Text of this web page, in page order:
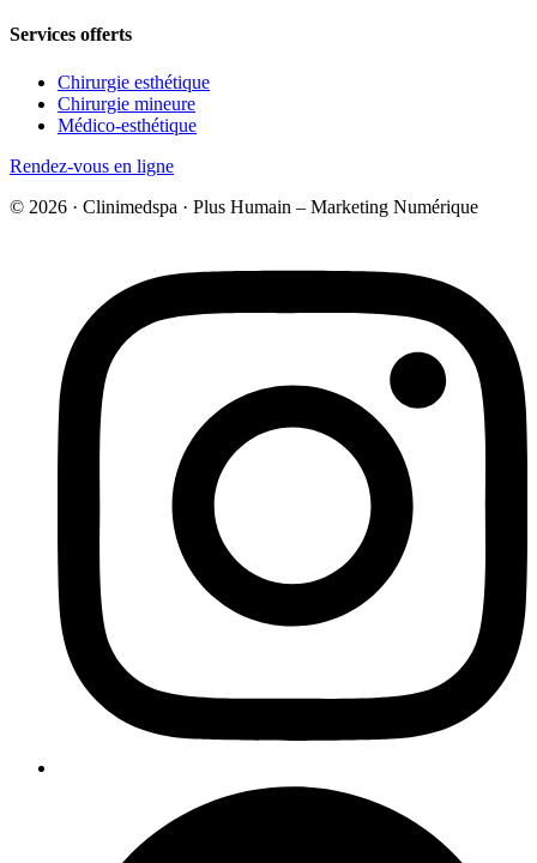
Services offerts
Chirurgie esthétique
Chirurgie mineure
Médico-esthétique
Rendez-vous en ligne
© 2026 · Clinimedspa · Plus Humain – Marketing Numérique